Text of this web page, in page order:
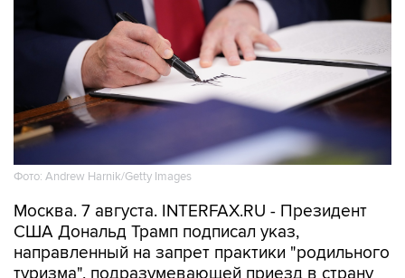
Фото: Andrew Harnik/Getty Images
Москва. 7 августа. INTERFAX.RU - Президент
США Дональд Трамп подписал указ,
направленный на запрет практики "родильного